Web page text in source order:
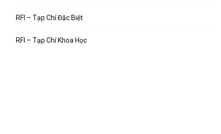
RFI – Tạp Chí Đặc Biệt
RFI – Tạp Chí Khoa Học